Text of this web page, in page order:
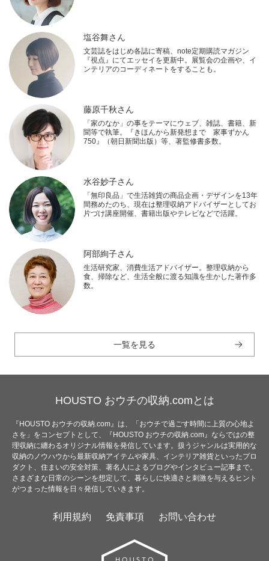
塩谷舞さん
文芸誌をはじめ各誌に寄稿、note定期購読マガジン
『視点』にてエッセイを更新中。展覧会の企画や、イ
ンテリアのコーディネートをすることも。
藤原千秋さん
「家のなか」の事をテーマにウェブ、雑誌、書籍、新
聞等で執筆。『きほんから新発想まで 家事ずかん
750』（朝日新聞出版）等、著監修書多数。
水谷妙子さん
「無印良品」で生活雑貨の商品企画・デザインを13年
間務めたのち、現在は整理収納アドバイザーとしてお
片づけ講座開催、書籍出版やテレビなどで活躍。
阿部絢子さん
生活研究家、消費生活アドバイザー。整理収納から
食、掃除など、生活全般に渡る知識を生かした著作多
数。
一覧を見る
HOUSTO おウチの収納.comとは
『HOUSTO おウチの収納.com』は、「おウチで過ごす時間に上質の心地よ
さを」をコンセプトとして、『HOUSTO おウチの収納.com』ならではの整
理収納に纏わるオリジナル情報を発信しています。扱うジャンルは実用的な
収納のノウハウから最新収納アイテムや家具、インテリア雑貨といったプロ
ダクト、住まいの安全対策、著名人によるブログやインタビュー記事まで。
さまざまな日常のシーンを想定して、暮らしに快適さと刺激を与えるヒント
がつまった情報を日々発信していきます。
利用規約 免責事項 お問い合わせ